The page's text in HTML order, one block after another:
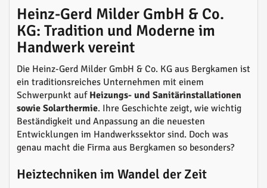
Heinz-Gerd Milder GmbH & Co.
KG: Tradition und Moderne im
Handwerk vereint
Die Heinz-Gerd Milder GmbH & Co. KG aus Bergkamen ist
ein traditionsreiches Unternehmen mit einem
Schwerpunkt auf Heizungs- und Sanitärinstallationen
sowie Solarthermie. Ihre Geschichte zeigt, wie wichtig
Beständigkeit und Anpassung an die neuesten
Entwicklungen im Handwerkssektor sind. Doch was
genau macht die Firma aus Bergkamen so besonders?
Heiztechniken im Wandel der Zeit